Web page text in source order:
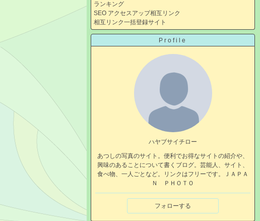
ランキング
SEO アクセスアップ相互リンク
相互リンク一括登録サイト
Profile
ハヤブサイチロー
あつしの写真のサイト。便利でお得なサイトの紹介や、
興味のあることについて書くブログ。芸能人、サイト、
食べ物、一人ごとなど。リンクはフリーです。ＪＡＰＡ
Ｎ ＰＨＯＴＯ
フォローする